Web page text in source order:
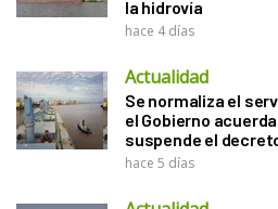
la hidrovía
hace 4 días
Actualidad
Se normaliza el
el Gobierno
suspende el
hace 5 días